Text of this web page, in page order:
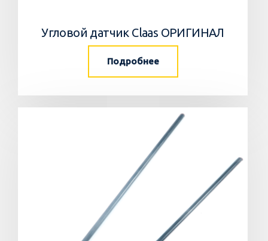
Угловой датчик Claas ОРИГИНАЛ
Подробнее